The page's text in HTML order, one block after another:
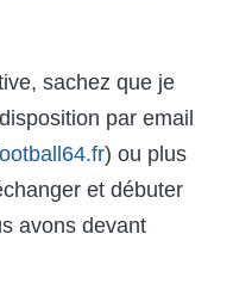
sachez que je
par email
) ou plus
et débuter
avons devant